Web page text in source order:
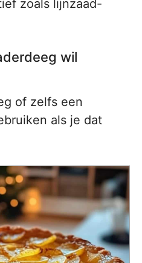
zoals lijnzaad-
wil
of zelfs een
als je dat